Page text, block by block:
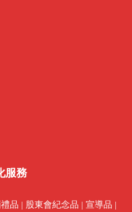
服務
品 | 股東會紀念品 | 宣導品 |